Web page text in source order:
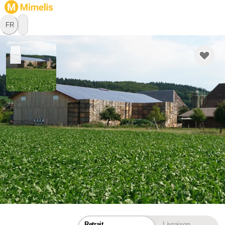
FR
Hauert's Kartoffeln & Linsen
Ferme
3424 Niederösch, Berne
Bienvenue chez HAUERT Nous exploitons une entreprise
mixte comprenant des cultures arables, l'engraissement de
porcs, l'élevage de veaux pour l'engraissement de gros
bovins et une petite entreprise de vente directe. Ces
dernières années, nous avons commencé à cultiver des
lentilles et nous sommes de plus en plus spécialisés dans
En savoir plus